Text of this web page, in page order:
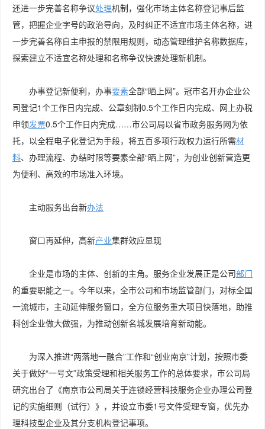
还进一步完善名称争议处理机制，强化市场主体名称登记事后监
管，把握企业字号的政治导向，及时纠正不适宜市场主体名称，进
一步完善名称自主申报的禁限用规则，动态管理维护名称数据库，
探索建立不适宜名称处理和名称争议快速处理新机制。
办事登记新便利，办事要素全部“晒上网”。冠市名开办企业公
司登记1个工作日内完成、公章刻制0.5个工作日内完成、网上办税
申领发票0.5个工作日内完成……市公司局以省市政务服务网为依
托，以全程电子化登记为手段，将五百多项行政权力运行所需材
料、办理流程、办结时限等要素全部“晒上网”，为创业创新营造更
为便利、高效的市场准入环境。
主动服务出台新办法
窗口再延伸，高新产业集群效应显现
企业是市场的主体、创新的主角。服务企业发展正是公司部门
的重要职能之一。今年以来，全市公司和市场监管部门，对标全国
一流城市，主动延伸服务窗口，全方位服务重大项目快落地，助推
科创企业做大做强，为推动创新名城发展培育新动能。
为深入推进“两落地一融合”工作和“创业南京”计划，按照市委
关于做好“一号文”政策受理和相关服务工作的总体要求，市公司局
研究出台了《南京市公司局关于连锁经营科技服务企业办理公司登
记的实施细则（试行）》，并设立市委1号文件受理专窗，优先办
理科技型企业及其分支机构登记事项。